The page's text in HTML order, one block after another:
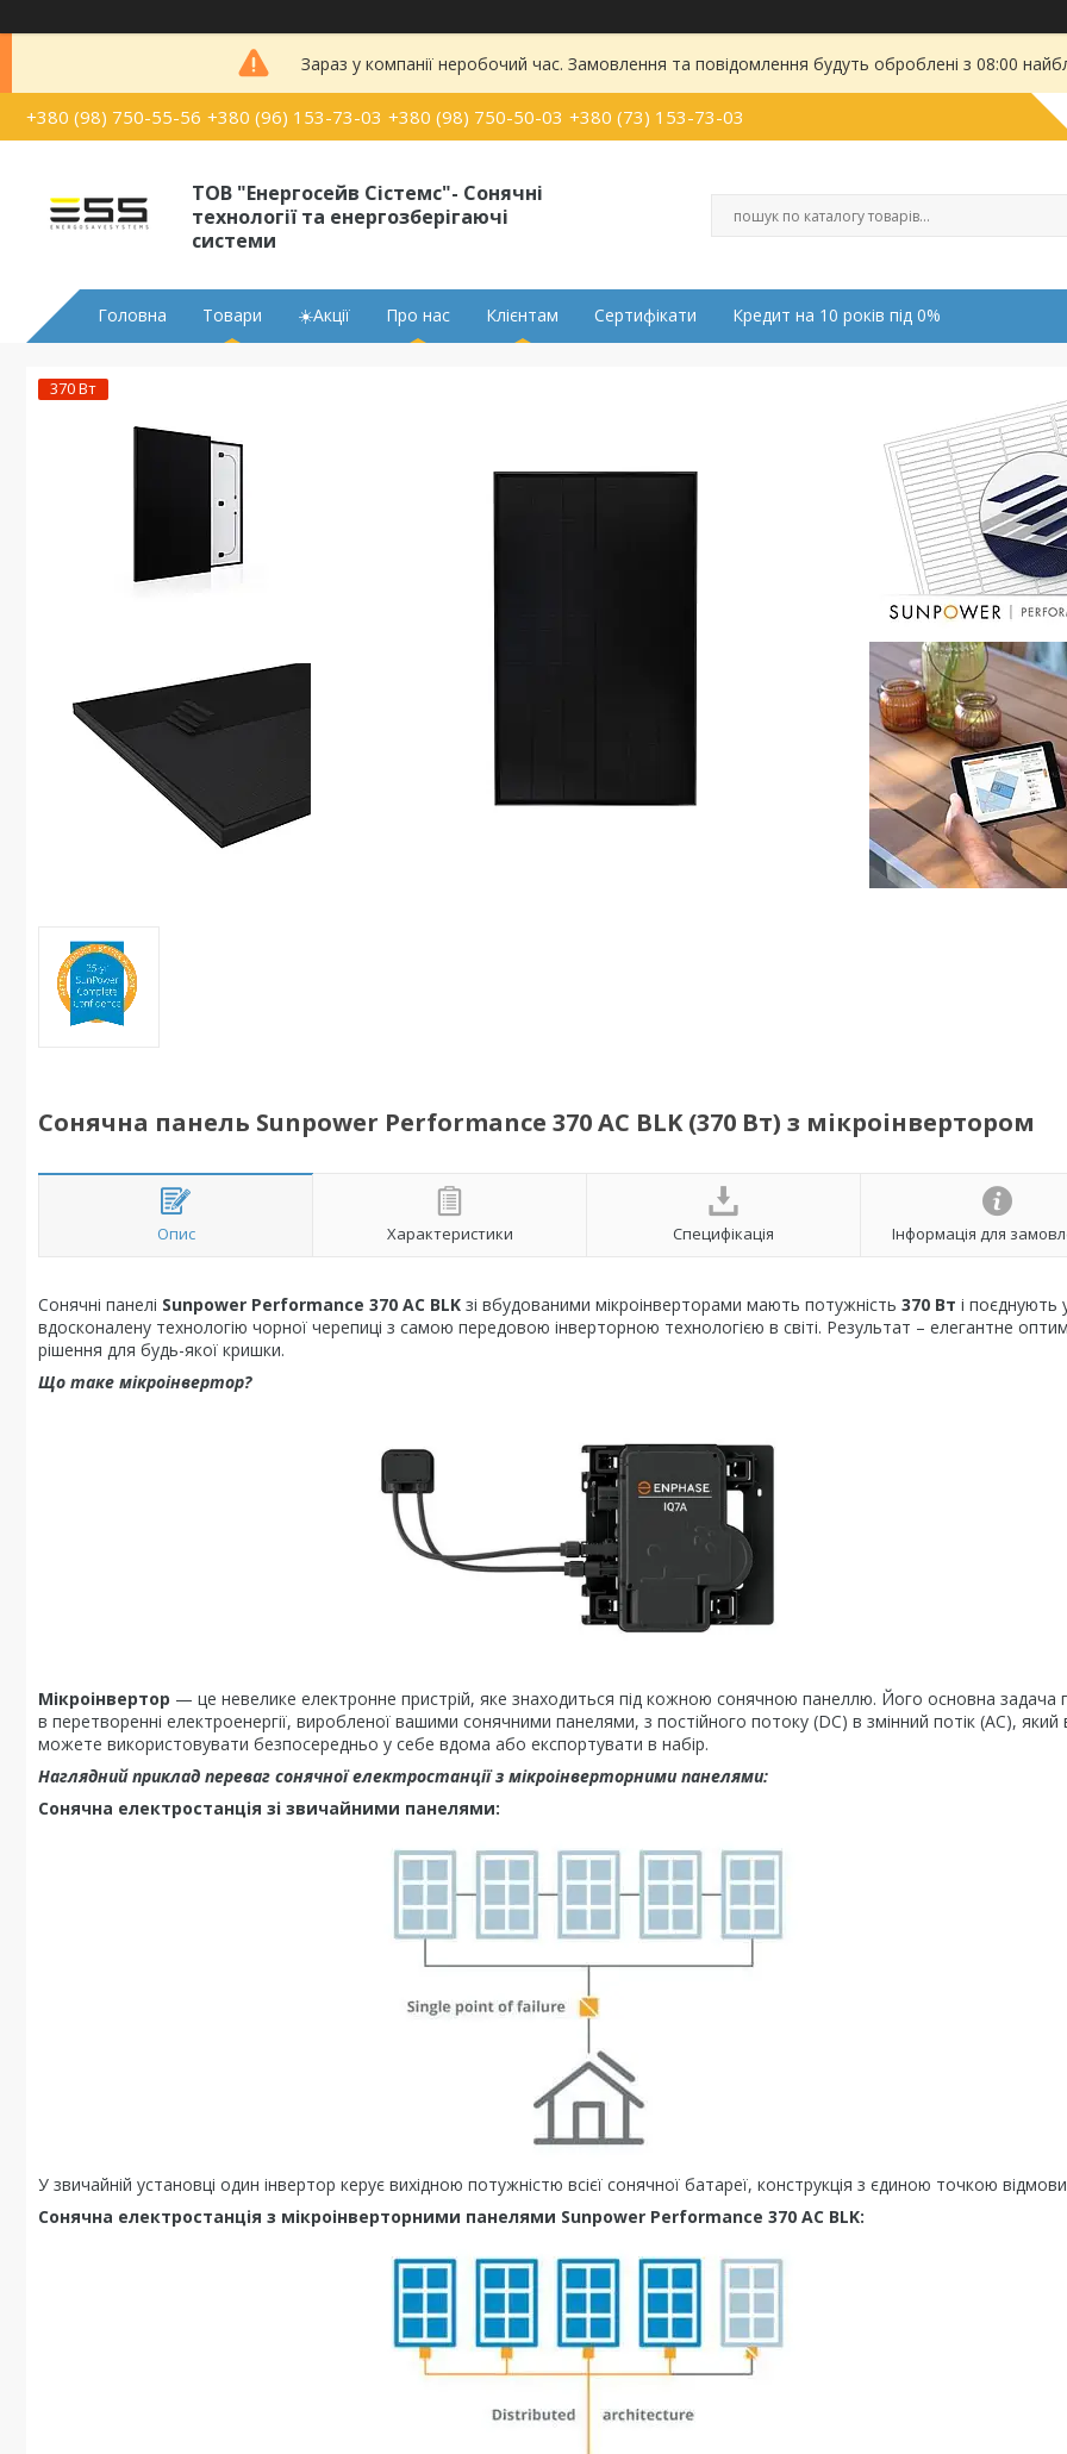
Зараз у компанії неробочий час. Замовлення та повідомлення будуть оброблені з 08:00
+380 (98) 750-55-56 +380 (96) 153-73-03 +380 (98) 750-50-03 +380 (73) 153-73-03
ТОВ "Енергосейв Сістемс"- Сонячні
технології та енергозберігаючі
системи
Головна Товари ☀️Акції Про нас Клієнтам Сертифікати Кредит на 10 років під 0%
370 Вт
Сонячна панель Sunpower Performance 370 AC BLK (370 Вт) з мікроінвертором
Опис Характеристики Специфікація Інформація для
Сонячні панелі Sunpower Performance 370 AC BLK зі вбудованими мікроінверторами мають потужність 370 Вт і поєднують
вдосконалену технологію чорної черепиці з самою передовою інверторною технологією в світі. Результат – елегантне
рішення для будь-якої кришки.
Що таке мікроінвертор?
Мікроінвертор — це невелике електронне пристрій, яке знаходиться під кожною сонячною панеллю. Його основна задача
в перетворенні електроенергії, виробленої вашими сонячними панелями, з постійного потоку (DC) в змінний потік (AC), який
можете використовувати безпосередньо у себе вдома або експортувати в набір.
Наглядний приклад переваг сонячної електростанції з мікроінверторними панелями:
Сонячна електростанція зі звичайними панелями:
У звичайній установці один інвертор керує вихідною потужністю всієї сонячної батареї, конструкція з єдиною точкою
Сонячна електростанція з мікроінверторними панелями Sunpower Performance 370 AC BLK: